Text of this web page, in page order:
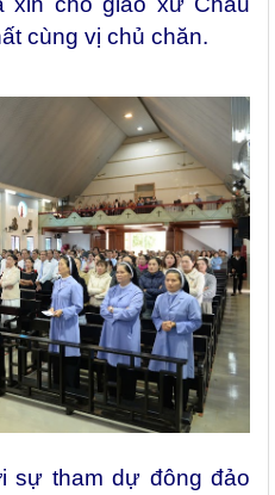
cùng vị chủ chăn.
sự tham dự đông đảo